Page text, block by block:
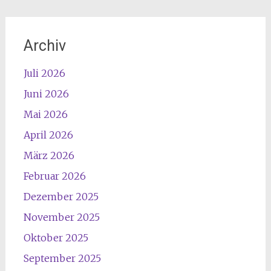
Archiv
Juli 2026
Juni 2026
Mai 2026
April 2026
März 2026
Februar 2026
Dezember 2025
November 2025
Oktober 2025
September 2025